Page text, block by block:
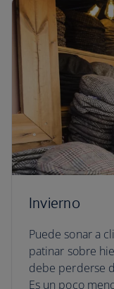
Invierno
Puede sonar a
patinar sobre
debe perderse
Es un poco